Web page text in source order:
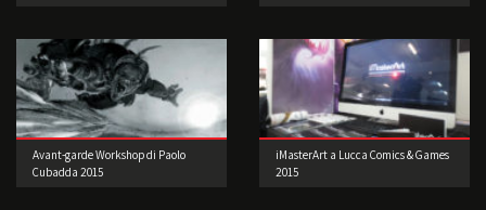
Avant-garde Workshop di Paolo
Cubadda 2015
iMasterArt a Lucca Comics & Games
2015